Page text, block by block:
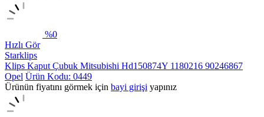
%0
Hızlı Gör
Starklips
Klips Kaput Çubuk Mitsubishi Hd150874Y 1180216 90246867
Opel Ürün Kodu: 0449
Ürünün fiyatını görmek için bayi girişi yapınız